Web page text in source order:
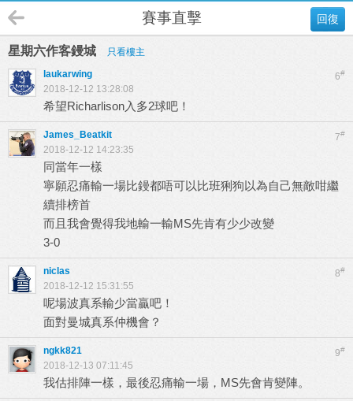
回復
賽事直擊
星期六作客鏝城 只看樓主
6#
laukarwing
2018-12-12 13:28:08
希望Richarlison入多2球吧！
7#
James_Beatkit
2018-12-12 14:23:35
同當年一樣
寧願忍痛輸一場比鏝都唔可以比班猁狗以為自己無敵咁繼
續排榜首
而且我會覺得我地輸一輸MS先肯有少少改變
3-0
8#
niclas
2018-12-12 15:31:55
呢場波真系輸少當贏吧！
面對曼城真系仲機會？
9#
ngkk821
2018-12-13 07:11:45
我估排陣一樣，最後忍痛輸一場，MS先會肯變陣。